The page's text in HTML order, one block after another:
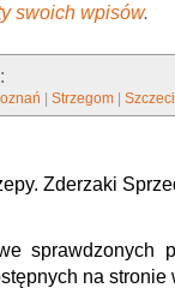
swoich wpisów.
|Strzegom |
Zderzaki
sprawdzonych
na stronie